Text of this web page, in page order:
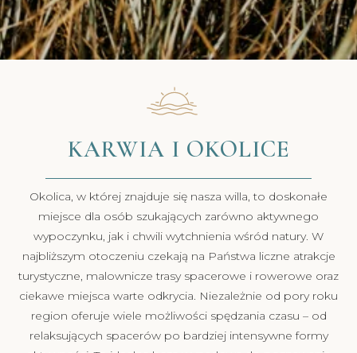
KARWIA I OKOLICE
Okolica, w której znajduje się nasza willa, to doskonałe
miejsce dla osób szukających zarówno aktywnego
wypoczynku, jak i chwili wytchnienia wśród natury. W
najbliższym otoczeniu czekają na Państwa liczne atrakcje
turystyczne, malownicze trasy spacerowe i rowerowe oraz
ciekawe miejsca warte odkrycia. Niezależnie od pory roku
region oferuje wiele możliwości spędzania czasu – od
relaksujących spacerów po bardziej intensywne formy